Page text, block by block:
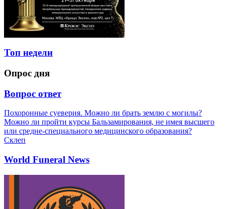
Топ недели
Опрос дня
Вопрос ответ
Похоронные суеверия. Можно ли брать землю с могилы?
Можно ли пройти курсы Бальзамирования, не имея высшего
или средне-специального медицинского образования?
Склеп
World Funeral News